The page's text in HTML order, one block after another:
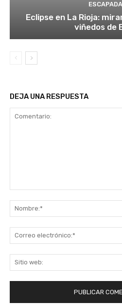
Eclipse en La Rioja:
viñedos de
DEJA UNA RESPUESTA